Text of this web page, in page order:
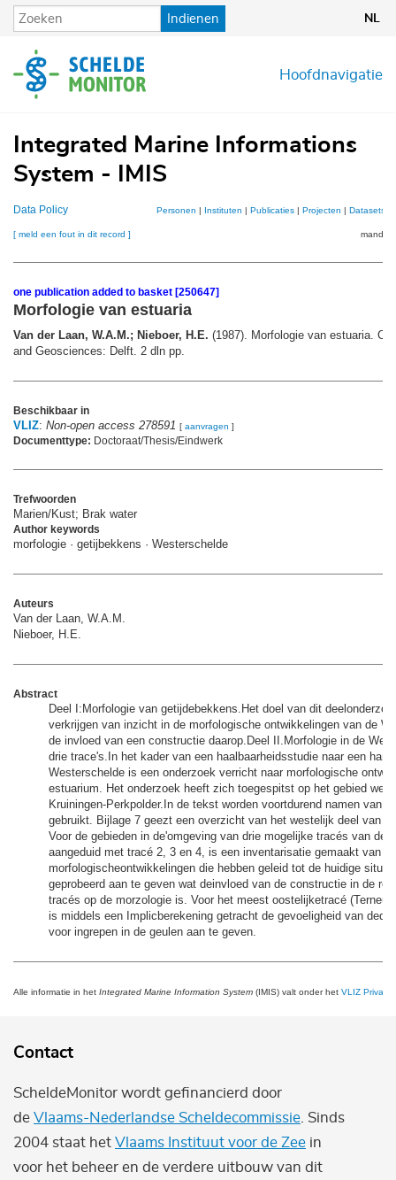
Overslaan
en
de
inhoud
Indienen NL
Hoofdnavigatie
Integrated Marine Informations
System - IMIS
Data Policy Personen | Instituten | Publicaties| Projecten | Datasets
[ meld een fout in dit record ] mandje
one publication added to basket [250647]
Morfologie van estuaria
Van der Laan, W.A.M.; Nieboer, H.E. (1987). Morfologie van estuaria.
and Geosciences: Delft. 2 dln pp.
Beschikbaar in
VLIZ: Non-open access 278591 [ aanvragen ]
Documenttype: Doctoraat/Thesis/Eindwerk
Trefwoorden
Marien/Kust; Brak water
Author keywords
morfologie · getijbekkens · Westerschelde
Auteurs
Van der Laan, W.A.M.
Nieboer, H.E.
Abstract
Deel I:Morfologie van getijdebekkens.Het doel van dit
verkrijgen van inzicht in de morfologische ontwikkelingen van de
de invloed van een constructie daarop.Deel II.Morfologie in de
drie trace's.In het kader van een haalbaarheidsstudie naar een
Westerschelde is een onderzoek verricht naar morfologische
estuarium. Het onderzoek heeft zich toegespitst op het gebied
Kruiningen-Perkpolder.In de tekst worden voortdurend namen van
gebruikt. Bijlage 7 geezt een overzicht van het westelijk deel van
Voor de gebieden in de'omgeving van drie mogelijke tracés van de
aangeduid met tracé 2, 3 en 4, is een inventarisatie gemaakt van
morfologischeontwikkelingen die hebben geleid tot de huidige
geprobeerd aan te geven wat deinvloed van de constructie in de
tracés op de morzologie is. Voor het meest oostelijketracé
is middels een Implicberekening getracht de gevoeligheid van
voor ingrepen in de geulen aan te geven.
Alle informatie in het Integrated Marine Information System (IMIS) valt onder het VLIZ Privacy
Contact
ScheldeMonitor wordt gefinancierd door
de Vlaams-Nederlandse Scheldecommissie . Sinds
2004 staat het Vlaams Instituut voor de Zee in
voor het beheer en de verdere uitbouw van dit